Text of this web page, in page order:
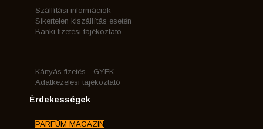
Szállítási információk
Sikertelen kiszállítás esetén
Banki fizetési tájékoztató
Kártyás fizetés - GYFK
Adatkezelési tájékoztató
Érdekességek
PARFÜM MAGAZIN